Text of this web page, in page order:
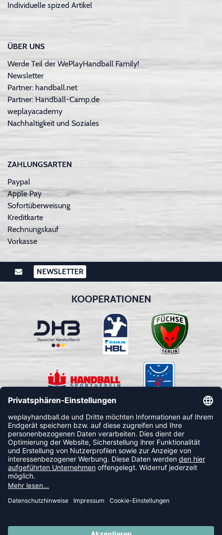
Individuelle spized Artikel
ÜBER UNS
Werde Teil der WePlayHandball Family!
Newsletter
Partner: handball.net
Partner: Handball-Camp.de
weplayacademy
Nachhaltigkeit und Soziales
ZAHLUNGSARTEN
Paypal
Apple Pay
Sofortüberweisung
Kreditkarte
Rechnungskauf
Vorkasse
NEWSLETTER
KOOPERATIONEN
FOLLOW US